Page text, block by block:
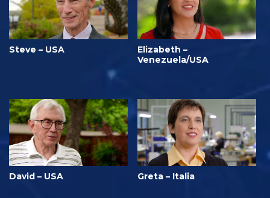
Steve – USA
Elizabeth –
Venezuela/USA
David – USA Greta – Italia